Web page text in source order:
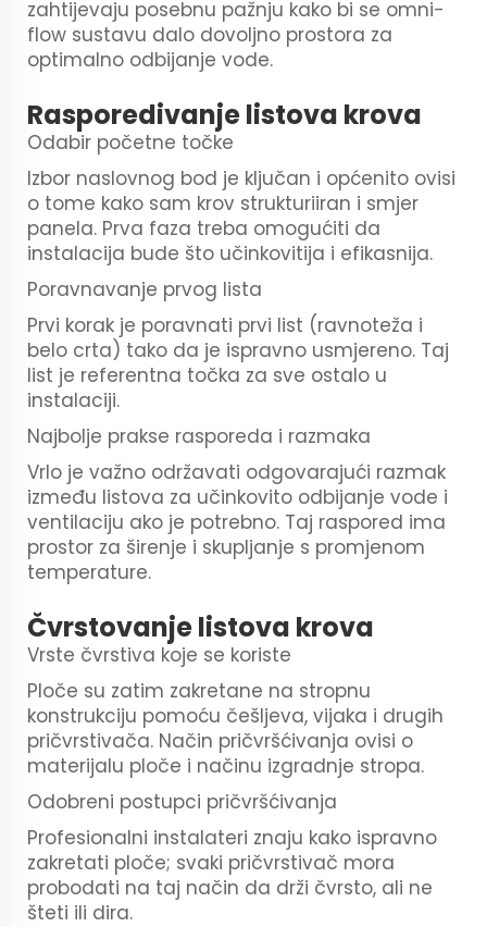
zahtijevaju posebnu pažnju kako bi se omni-
flow sustavu dalo dovoljno prostora za
optimalno odbijanje vode.
Rasporedivanje listova krova
Odabir početne točke
Izbor naslovnog bod je ključan i općenito ovisi
o tome kako sam krov strukturiiran i smjer
panela. Prva faza treba omogućiti da
instalacija bude što učinkovitija i efikasnija.
Poravnavanje prvog lista
Prvi korak je poravnati prvi list (ravnoteža i
belo crta) tako da je ispravno usmjereno. Taj
list je referentna točka za sve ostalo u
instalaciji.
Najbolje prakse rasporeda i razmaka
Vrlo je važno održavati odgovarajući razmak
između listova za učinkovito odbijanje vode i
ventilaciju ako je potrebno. Taj raspored ima
prostor za širenje i skupljanje s promjenom
temperature.
Čvrstovanje listova krova
Vrste čvrstiva koje se koriste
Ploče su zatim zakretane na stropnu
konstrukciju pomoću češljeva, vijaka i drugih
pričvrstivača. Način pričvršćivanja ovisi o
materijalu ploče i načinu izgradnje stropa.
Odobreni postupci pričvršćivanja
Profesionalni instalateri znaju kako ispravno
zakretati ploče; svaki pričvrstivač mora
probodati na taj način da drži čvrsto, ali ne
šteti ili dira.